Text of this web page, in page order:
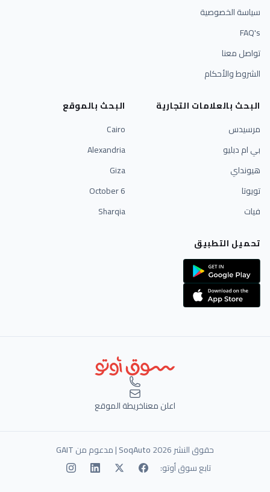
سياسة الخصوصية
FAQ's
تواصل معنا
الشروط والأحكام
البحث بالعلامات التجارية
مرسيدس
بي ام دبليو
هيونداي
تويوتا
فيات
البحث بالموقع
Cairo
Alexandria
Giza
6 October
Sharqia
تحميل التطبيق
اعلن معناخريطة الموقع
حقوق النشر 2026 SoqAuto| مدعوم منGAIT
تابع سوق أوتو: